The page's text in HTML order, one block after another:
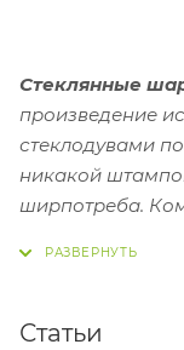
Стеклянные
произведение
стеклодувами
никакой
ширпотреба.
Статьи